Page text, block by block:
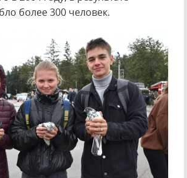
более 300 человек.